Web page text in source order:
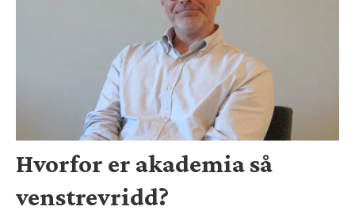
Hvorfor er akademia så
venstrevridd?